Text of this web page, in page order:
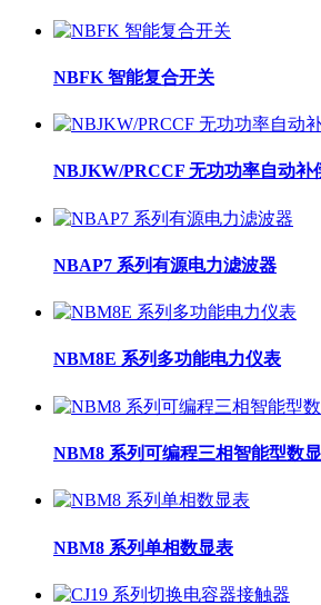
NBFK 智能复合开关
NBJKW/PRCCF 无功功率自动补
NBAP7 系列有源电力滤波器
NBM8E 系列多功能电力仪表
NBM8 系列可编程三相智能型数
NBM8 系列单相数显表